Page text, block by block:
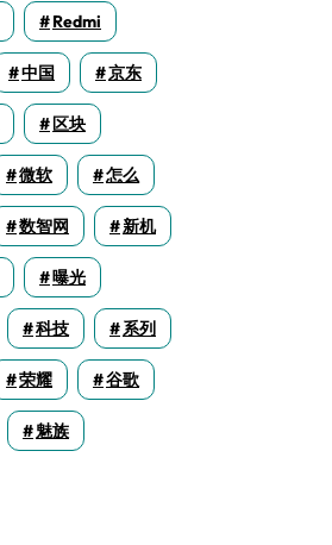
Redmi
中国 京东
区块
微软 怎么
数智网 新机
曝光
科技 系列
荣耀 谷歌
魅族